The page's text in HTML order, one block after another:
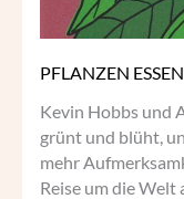
PFLANZEN ESSEN
Kevin Hobbs und
grünt und blüht,
mehr
Reise um die Welt